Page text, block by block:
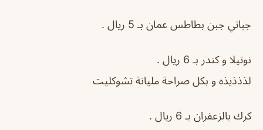
جباتي جبن بطاطس عمان بـ 5 ريال .
نوتيلا و كندر بـ 6 ريال .
لذذذيذه و بكل صراحة مليانة تشوكليت
كرك بالزعفران بـ 6 ريال .